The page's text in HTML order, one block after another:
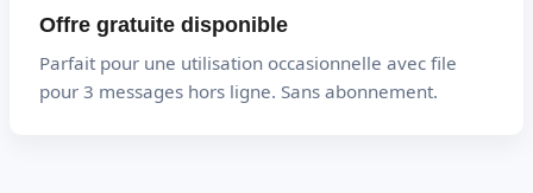
Offre gratuite disponible
Parfait pour une utilisation occasionnelle avec file
pour 3 messages hors ligne. Sans abonnement.